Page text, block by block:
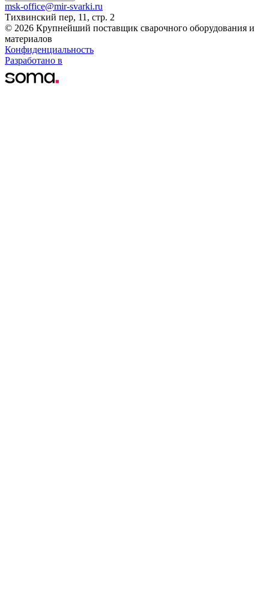
msk-office@mir-svarki.ru
Тихвинский пер, 11, стр. 2
© 2026 Крупнейший поставщик сварочного оборудования и
материалов
Конфиденциальность
Разработано в